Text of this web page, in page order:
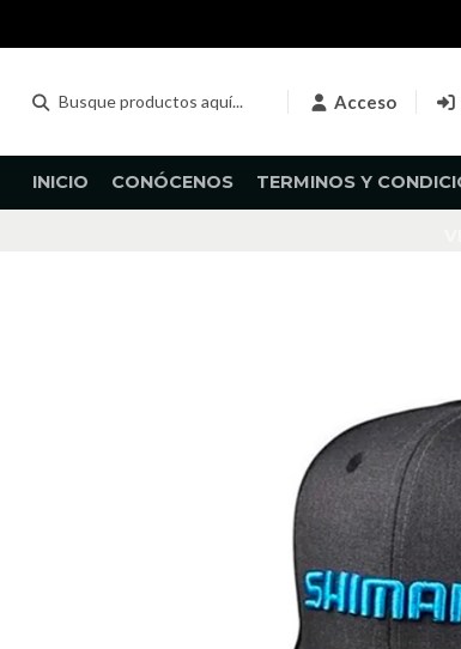
Acceso
INICIO CONÓCENOS TERMINOS Y